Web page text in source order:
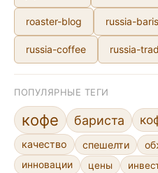
roaster-blog russia-
russia-coffee russia-
ПОПУЛЯРНЫЕ ТЕГИ
кофе бариста
качество спешелти
инновации
цены